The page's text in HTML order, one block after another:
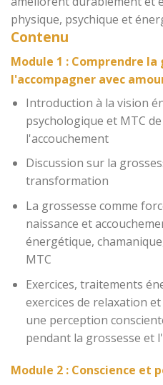
physique, psychique et
Contenu
Module 1 : Comprendre la
l'accompagner avec
Introduction à la vision
psychologique et MTC
l'accouchement
Discussion sur la
transformation
La grossesse comme
naissance et
énergétique,
MTC
Exercices, traitements
exercices de relaxation
une perception
pendant la grossesse et
Module 2 : Conscience et